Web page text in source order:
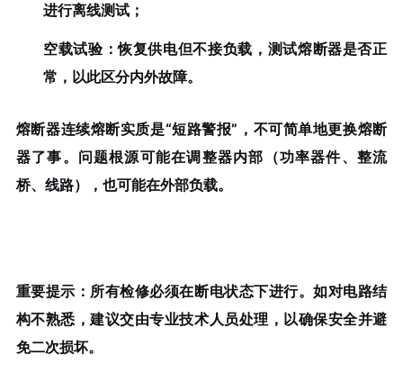
进行离线测试；
空载试验：恢复供电但不接负载，测试熔断器是否正
常，以此区分内外故障。
熔断器连续熔断实质是“短路警报”，不可简单地更换熔断
器了事。问题根源可能在调整器内部（功率器件、整流
桥、线路），也可能在外部负载。
重要提示 ：所有检修必须在断电状态下进行。如对电路结
构不熟悉，建议交由专业技术人员处理，以确保安全并避
免二次损坏。